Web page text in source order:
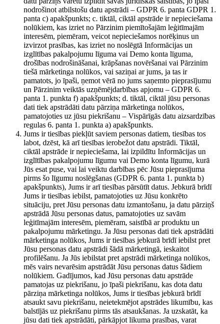
nodrošinot atbilstošu datu apstrādi – GDPR 6. panta GDPR 1.
panta c) apakšpunkts; c. tiktāl, ciktāl apstrāde ir nepieciešama
nolūkiem, kas izriet no Pārzinim piemītošajām leģitīmajām
interesēm, piemēram, veicot nepieciešamos norēķinus un
izvirzot prasības, kas izriet no noslēgtā Informācijas un
izglītības pakalpojumu līguma vai Demo konta līguma,
drošības nodrošināšanai, krāpšanas novēršanai vai Pārzinim
tiešā mārketinga nolūkos, vai saziņai ar jums, ja tas ir
pamatots, jo īpaši, ņemot vērā no jums saņemto pieprasījumu
un Pārzinim veiktās uzņēmējdarbības apjomu – GDPR 6.
panta 1. punkta f) apakšpunkts; d. tiktāl, ciktāl jūsu personas
dati tiek apstrādāti datu pārziņa mārketinga nolūkos,
pamatojoties uz jūsu piekrišanu – Vispārīgās datu aizsardzības
regulas 6. panta 1. punkta a) apakšpunkts.
Jums ir tiesības piekļūt saviem personas datiem, tiesības tos
labot, dzēst, kā arī tiesības ierobežot datu apstrādi. Tiktāl,
ciktāl apstrāde ir nepieciešama, lai izpildītu Informācijas un
izglītības pakalpojumu līgumu vai Demo konta līgumu, kurā
Jūs esat puse, vai lai veiktu darbības pēc Jūsu pieprasījuma
pirms šo līgumu noslēgšanas (GDPR 6. panta 1. punkta b)
apakšpunkts), Jums ir arī tiesības pārsūtīt datus. Jebkurā brīdī
Jums ir tiesības iebilst, pamatojoties uz Jūsu konkrēto
situāciju, pret Jūsu personas datu izmantošanu, ja datu pārziņš
apstrādā Jūsu personas datus, pamatojoties uz savām
leģitīmajām interesēm, piemēram, saistībā ar produktu un
pakalpojumu mārketingu. Ja Jūsu personas dati tiek apstrādāti
mārketinga nolūkos, Jums ir tiesības jebkurā brīdī iebilst pret
Jūsu personas datu apstrādi šādā mārketingā, ieskaitot
profilēšanu. Ja Jūs iebilstat pret apstrādi mārketinga nolūkos,
mēs vairs nevarēsim apstrādāt Jūsu personas datus šādiem
nolūkiem. Gadījumos, kad Jūsu personas datu apstrāde
pamatojas uz piekrišanu, jo īpaši piekrišanu, kas dota datu
pārziņa mārketinga nolūkos, Jums ir tiesības jebkurā brīdī
atsaukt savu piekrišanu, neietekmējot apstrādes likumību, kas
balstījās uz piekrišanu pirms tās atsaukšanas. Ja uzskatāt, ka
jūsu dati tiek apstrādāti, pārkāpjot likuma prasības, varat